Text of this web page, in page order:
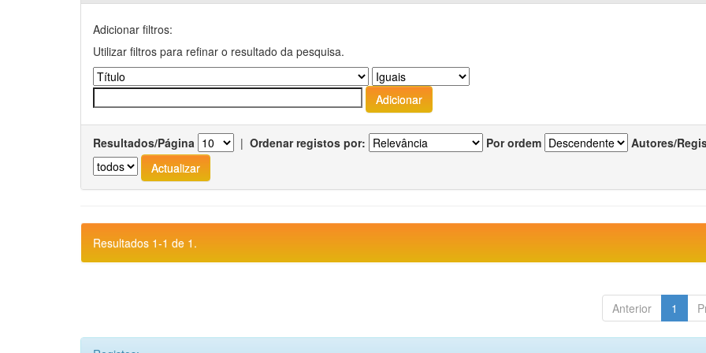
Adicionar filtros:
Utilizar filtros para refinar o resultado da pesquisa.
Resultados/Página | Ordenar registos por: Por ordem Autores/
Resultados 1-1 de 1.
Anterior 1